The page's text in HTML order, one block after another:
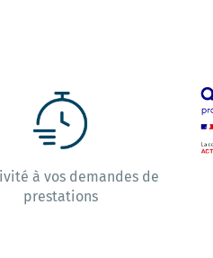
à vos demandes de
prestations